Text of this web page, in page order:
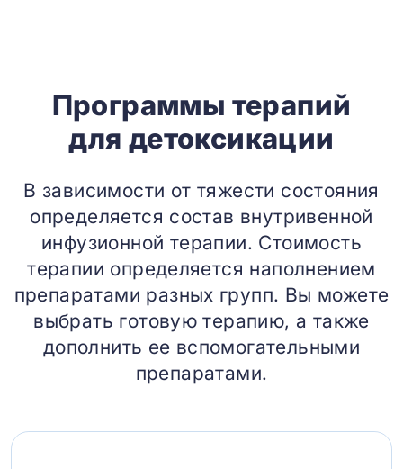
Программы терапий
для детоксикации
В зависимости от тяжести состояния
определяется состав внутривенной
инфузионной терапии. Стоимость
терапии определяется наполнением
препаратами разных групп. Вы можете
выбрать готовую терапию, а также
дополнить ее вспомогательными
препаратами.